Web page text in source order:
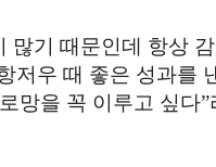
많기 때문인데 항상
저우 때 좋은 성과를
망을 꼭 이루고 싶다”